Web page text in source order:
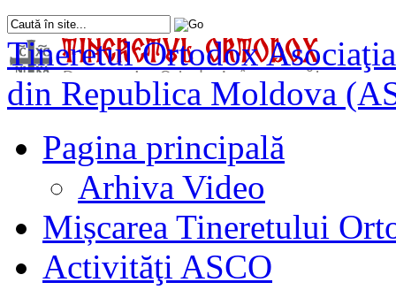
Tineretul Ortodox
din Republica Moldova
Pagina principală
Arhiva Video
Mișcarea Tineretului
Activităţi ASCO